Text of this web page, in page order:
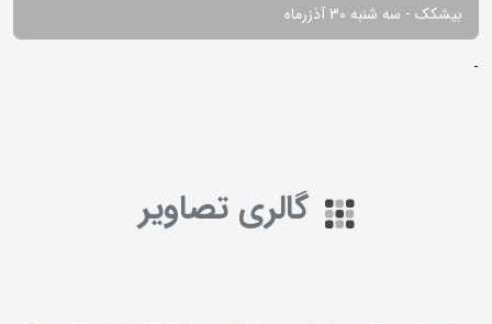
بیشکک - سه شنبه 30 آذزرماه
-
گالری تصاویر